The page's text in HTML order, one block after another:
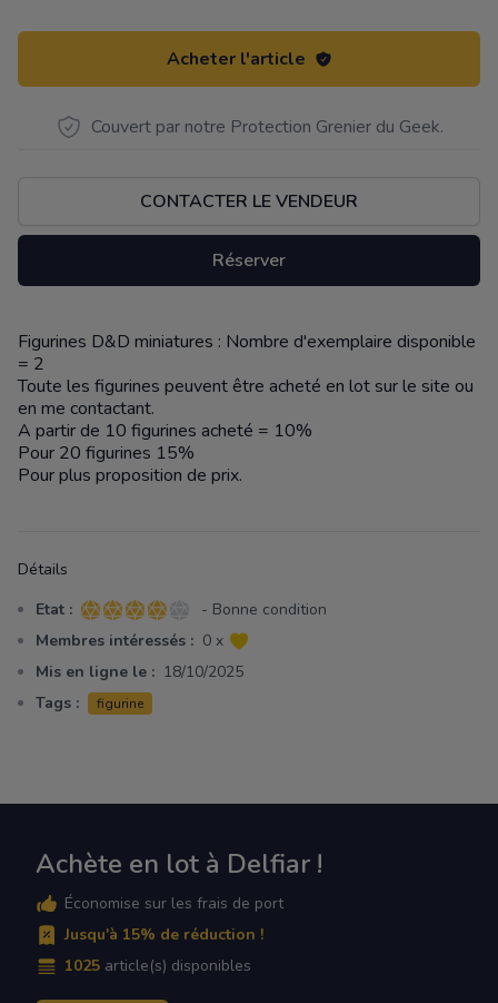
Acheter l'article
Couvert par notre Protection Grenier du Geek.
CONTACTER LE VENDEUR
Réserver
Description
Figurines D&D miniatures : Nombre d'exemplaire disponible
= 2
Toute les figurines peuvent être acheté en lot sur le site ou
en me contactant.
A partir de 10 figurines acheté = 10%
Pour 20 figurines 15%
Pour plus proposition de prix.
Détails
Etat : 4 sur 5 étoiles
- Bonne condition
Membres intéressés : 0 x
Mis en ligne le : 18/10/2025
Tags :
figurine
Achète en lot à Delfiar !
Économise sur les frais de port
Jusqu'à 15% de réduction !
1025 article(s) disponibles